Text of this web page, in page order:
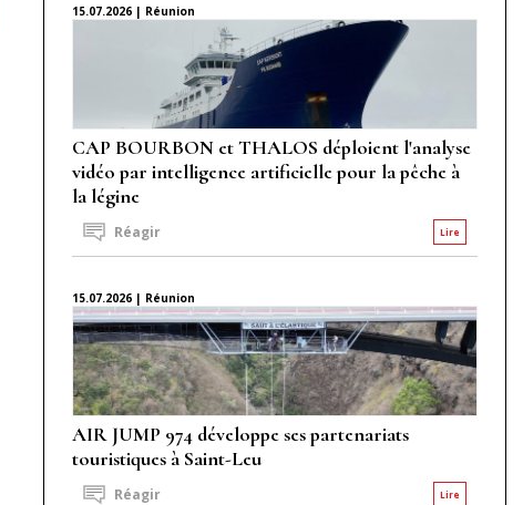
15.07.2026 | Réunion
CAP BOURBON et THALOS déploient l'analyse
vidéo par intelligence artificielle pour la pêche à
la légine
Lire
Réagir
15.07.2026 | Réunion
AIR JUMP 974 développe ses partenariats
touristiques à Saint-Leu
Lire
Réagir